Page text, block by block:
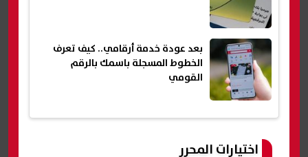
بعد عودة خدمة أرقامي.. كيف تعرف
الخطوط المسجلة باسمك بالرقم
القومي
اختيارات المحرر